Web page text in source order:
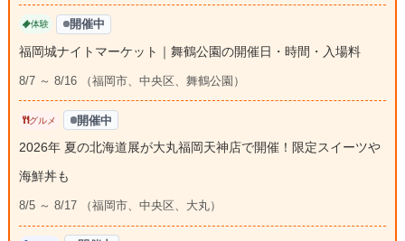
体験 開催中
福岡城ナイトマーケット｜舞鶴公園の開催日・時間・入場料
8/7 ～ 8/16 （福岡市、中央区、舞鶴公園）
グルメ 開催中
2026年 夏の北海道展が大丸福岡天神店で開催！限定スイーツや
海鮮丼も
8/5 ～ 8/17 （福岡市、中央区、大丸）